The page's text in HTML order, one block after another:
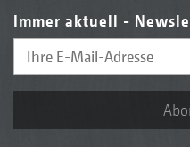
Immer aktuell -